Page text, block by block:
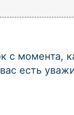
момента,
есть